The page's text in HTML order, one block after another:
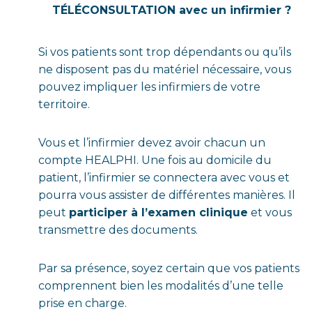
TÉLÉCONSULTATION avec un infirmier ?
Si vos patients sont trop dépendants ou qu’ils
ne disposent pas du matériel nécessaire, vous
pouvez impliquer les infirmiers de votre
territoire.
Vous et l’infirmier devez avoir chacun un
compte HEALPHI. Une fois au domicile du
patient, l’infirmier se connectera avec vous et
pourra vous assister de différentes manières. Il
peut participer à l’examen clinique et vous
transmettre des documents.
Par sa présence, soyez certain que vos patients
comprennent bien les modalités d’une telle
prise en charge.